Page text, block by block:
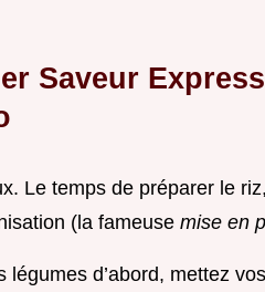
Saveur
Le temps de préparer le
(la fameuse mise en
légumes d’abord, mettez